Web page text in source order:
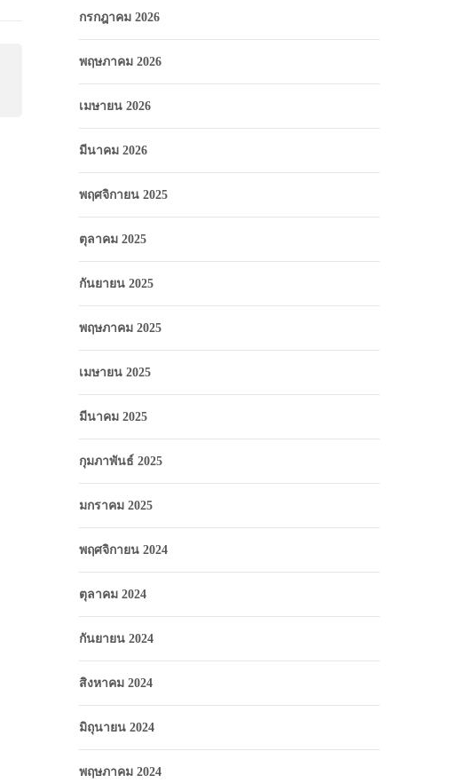
กรกฎาคม 2026
พฤษภาคม 2026
เมษายน 2026
มีนาคม 2026
พฤศจิกายน 2025
ตุลาคม 2025
กันยายน 2025
พฤษภาคม 2025
เมษายน 2025
มีนาคม 2025
กุมภาพันธ์ 2025
มกราคม 2025
พฤศจิกายน 2024
ตุลาคม 2024
กันยายน 2024
สิงหาคม 2024
มิถุนายน 2024
พฤษภาคม 2024